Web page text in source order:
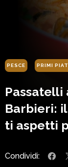
PESCE PRIMI
Barbieri:
ti aspetti
Condividi: